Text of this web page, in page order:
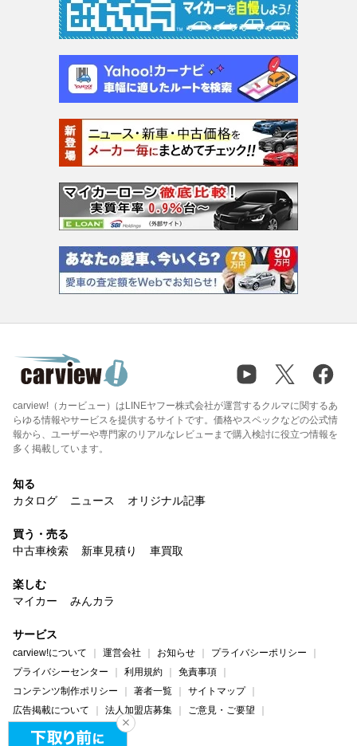
carview!（カービュー）はLINEヤフー株式会社が運営するクルマに関するあ
らゆる情報やサービスを提供するサイトです。価格やスペックなどの公式情
報から、ユーザーや専門家のリアルなレビューまで購入検討に役立つ情報を
多く掲載しています。
知る
カタログ
ニュース オリジナル記事
買う・売る
中古車検索
新車見積り 車買取
楽しむ
マイカー
みんカラ
サービス
carview!について 運営会社 お知らせ
プライバシーポリシー
プライバシーセンター
利用規約
免責事項
コンテンツ制作ポリシー
著者一覧
サイトマップ
広告掲載について
法人加盟店募集
ご意見・ご要望
ヘルプ・お問い合わせ